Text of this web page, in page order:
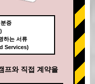
증
하는 서류
Services)
프와 직접 계약을